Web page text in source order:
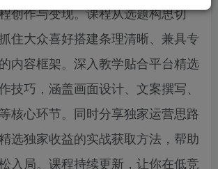
创作与变现。课程从选题构思切
住大众喜好搭建条理清晰、兼具专
内容框架。深入教学贴合平台精选
技巧，涵盖画面设计、文案撰写、
核心环节。同时分享独家运营思路
选独家收益的实战获取方法，帮助
入局。课程持续更新，让你在低竞